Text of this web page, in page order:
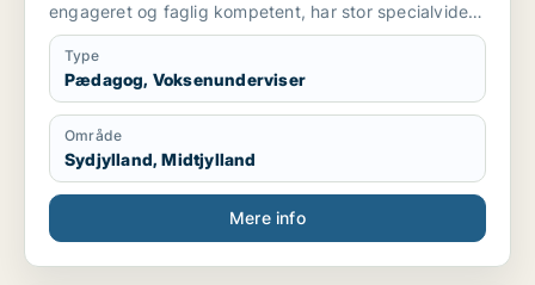
engageret og faglig kompetent, har stor specialviden
og er fleksibel
Type
Pædagog, Voksenunderviser
Område
Sydjylland, Midtjylland
Mere info